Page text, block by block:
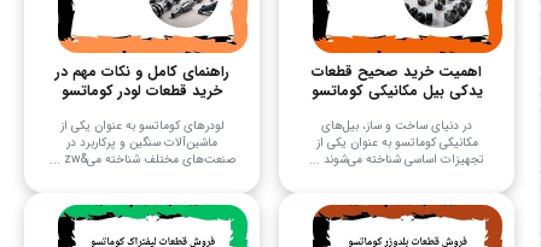
اهمیت خرید صحیح قطعات
یدکی بیل مکانیکی کوماتسو
در دنیای ساخت و ساز، بیل‌های
مکانیکی کوماتسو به عنوان یکی از
تجهیزات اساسی شناخته می‌شوند ...
راهنمای کامل و نکات مهم در
خرید قطعات لودر کوماتسو
لودرهای کوماتسو به عنوان یکی از
ماشین‌آلات سنگین و پرکاربرد در
صنعت‌های مختلف شناخته می&zw ...